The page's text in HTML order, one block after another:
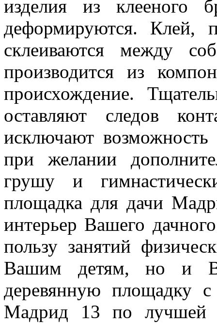
изделия из
деформируются. Клей,
склеиваются между
производится из
происхождение.
оставляют следов
исключают
при желании
грушу и
площадка для дачи
интерьер Вашего
пользу занятий
Вашим детям, но и
деревянную площадку
Мадрид 13 по лучшей